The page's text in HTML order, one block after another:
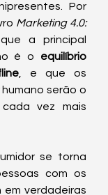
Por
Marketing 4.0:
a principal
é o equilíbrio
, e que os
vez mais
se torna
com os